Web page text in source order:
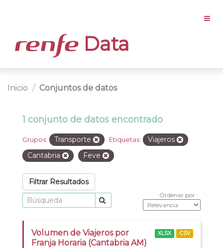
Data
Inicio Conjuntos de datos
1 conjunto de datos encontrado
Grupos: Transporte Etiquetas:
Viajeros
Cantabria
Feve
Filtrar Resultados
Ordenar por
Volumen de Viajeros por
Franja Horaria (Cantabria AM)
XLSX CSV